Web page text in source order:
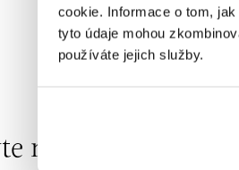
cookie. Informace o tom,
tyto údaje mohou
používáte jejich služby.
naše butiky